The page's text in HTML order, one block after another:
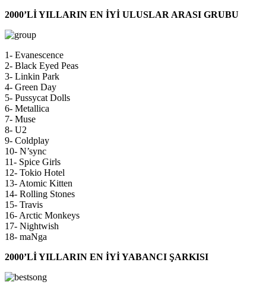
2000’Lİ YILLARIN EN İYİ ULUSLAR ARASI GRUBU
1- Evanescence
2- Black Eyed Peas
3- Linkin Park
4- Green Day
5- Pussycat Dolls
6- Metallica
7- Muse
8- U2
9- Coldplay
10- N’sync
11- Spice Girls
12- Tokio Hotel
13- Atomic Kitten
14- Rolling Stones
15- Travis
16- Arctic Monkeys
17- Nightwish
18- maNga
2000’Lİ YILLARIN EN İYİ YABANCI ŞARKISI